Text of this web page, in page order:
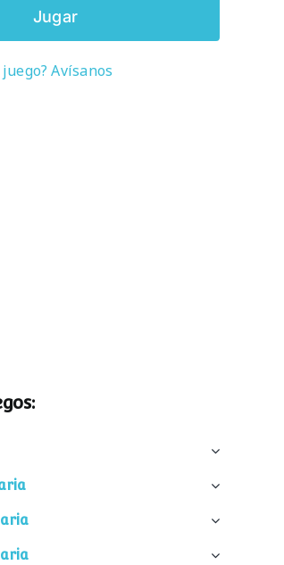
Jugar
Avísanos